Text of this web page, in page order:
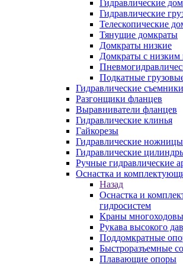
Гидравлические
Гидравлические
Телескопические
Тянущие домкраты
Домкраты низкие
Домкраты с низким
Подкатные
Гидравлические съемники
Разгонщики фланцев
Выравниватели фланцев
Гидравлические клинья
Гайкорезы
Гидравлические ножницы
Гидравлические
Ручные гидравлические
Оснастка и
Назад
Оснастка и
гидросистем
Краны
Рукава высокого
Поддомкратные
Быстроразъемные
Плавающие опоры